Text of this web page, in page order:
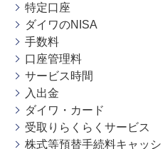
特定口座
ダイワのNISA
手数料
口座管理料
サービス時間
入出金
ダイワ・カード
受取りらくらくサービス
株式等預替手続料キャッシ